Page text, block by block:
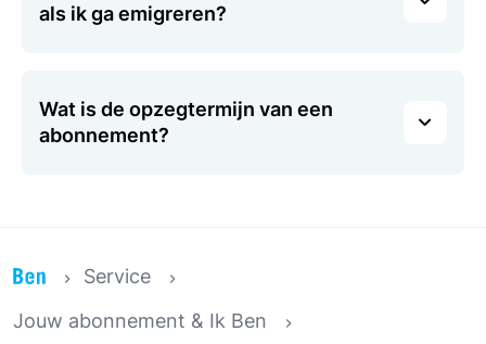
als ik ga emigreren?
Wat is de opzegtermijn van een
abonnement?
Service
Jouw abonnement & Ik Ben